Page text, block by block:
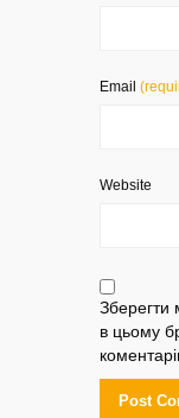
Email
Website
Зберегти
в цьому